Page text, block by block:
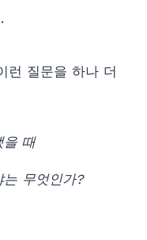
런 질문을 하나 더
을 때
무엇인가?